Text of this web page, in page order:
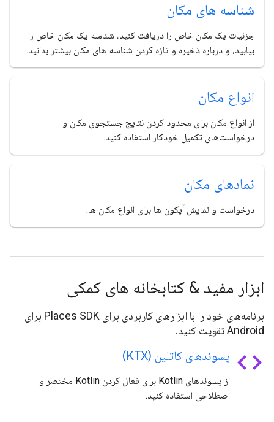
شناسه های مکان
جزئیات یک مکان خاص را دریافت کنید، شناسه یک مکان خاص را
بیابید، و درباره ذخیره و تازه کردن شناسه های مکان بیشتر بدانید.
انواع مکان
از انواع مکان برای محدود کردن نتایج جستجوی مکان و
درخواست‌های تکمیل خودکار استفاده کنید.
نمادهای مکان
درخواست و نمایش آیکون ها برای انواع مکان ها.
ابزار مفید & کتابخانه های کمکی
برنامه‌های خود را با ابزارهای کاربردی برای Places SDK برای
Android تقویت کنید.
code پسوندهای کاتلین (KTX)
از پسوندهای Kotlin برای فعال کردن Kotlin مختصر و
اصطلاحی استفاده کنید.